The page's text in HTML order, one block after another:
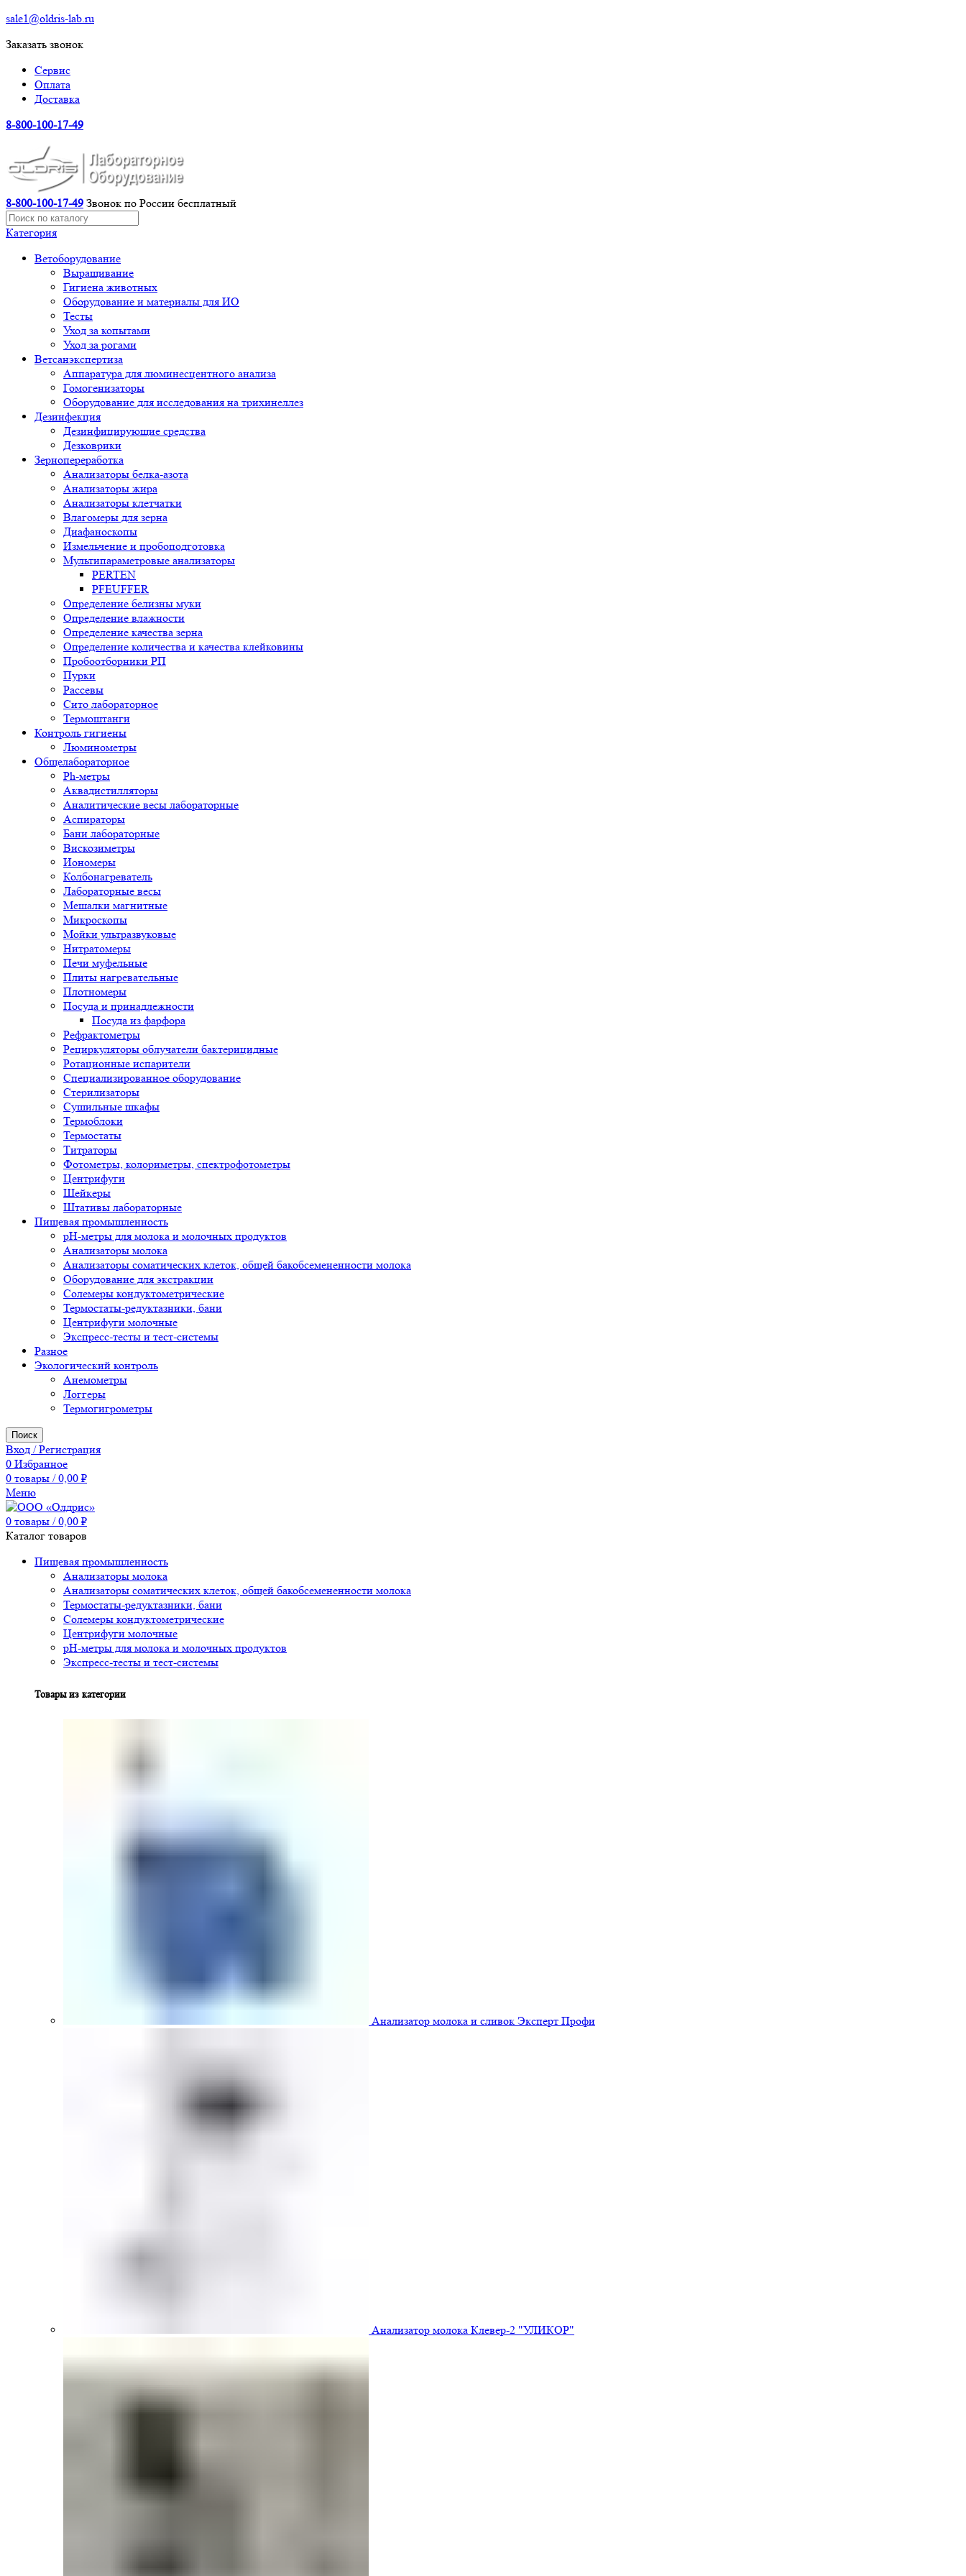
sale1@oldris-lab.ru
Заказать звонок
Сервис
Оплата
Доставка
8-800-100-17-49
8-800-100-17-49 Звонок по России бесплатный
Категория
Ветоборудование
Выращивание
Гигиена животных
Оборудование и материалы для ИО
Тесты
Уход за копытами
Уход за рогами
Ветсанэкспертиза
Аппаратура для люминесцентного анализа
Гомогенизаторы
Оборудование для исследования на трихинеллез
Дезинфекция
Дезинфицирующие средства
Дезковрики
Зернопереработка
Анализаторы белка-азота
Анализаторы жира
Анализаторы клетчатки
Влагомеры для зерна
Диафаноскопы
Измельчение и пробоподготовка
Мультипараметровые анализаторы
PERTEN
PFEUFFER
Определение белизны муки
Определение влажности
Определение качества зерна
Определение количества и качества клейковины
Пробоотборники РП
Пурки
Рассевы
Сито лабораторное
Термоштанги
Контроль гигиены
Люминометры
Общелабораторное
Ph-метры
Аквадистилляторы
Аналитические весы лабораторные
Аспираторы
Бани лабораторные
Вискозиметры
Иономеры
Колбонагреватель
Лабораторные весы
Мешалки магнитные
Микроскопы
Мойки ультразвуковые
Нитратомеры
Печи муфельные
Плиты нагревательные
Плотномеры
Посуда и принадлежности
Посуда из фарфора
Рефрактометры
Рециркуляторы облучатели бактерицидные
Ротационные испарители
Специализированное оборудование
Стерилизаторы
Сушильные шкафы
Термоблоки
Термостаты
Титраторы
Фотометры, колориметры, спектрофотометры
Центрифуги
Шейкеры
Штативы лабораторные
Пищевая промышленность
pH-метры для молока и молочных продуктов
Анализаторы молока
Анализаторы соматических клеток, общей бакобсемененности молока
Оборудование для экстракции
Солемеры кондуктометрические
Термостаты-редуктазники, бани
Центрифуги молочные
Экспресс-тесты и тест-системы
Разное
Экологический контроль
Анемометры
Логгеры
Термогигрометры
Поиск
Вход / Регистрация
0 Избранное
0 товары / 0,00 ₽
Меню
0 товары / 0,00 ₽
Каталог товаров
Пищевая промышленность
Анализаторы молока
Анализаторы соматических клеток, общей бакобсемененности молока
Термостаты-редуктазники, бани
Солемеры кондуктометрические
Центрифуги молочные
pH-метры для молока и молочных продуктов
Экспресс-тесты и тест-системы
Товары из категории
Анализатор молока и сливок Эксперт Профи
Анализатор молока Клевер-2 "УЛИКОР"